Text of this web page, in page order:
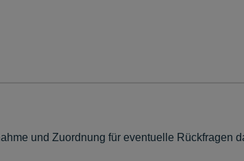
und Zuordnung für eventuelle Rückfragen